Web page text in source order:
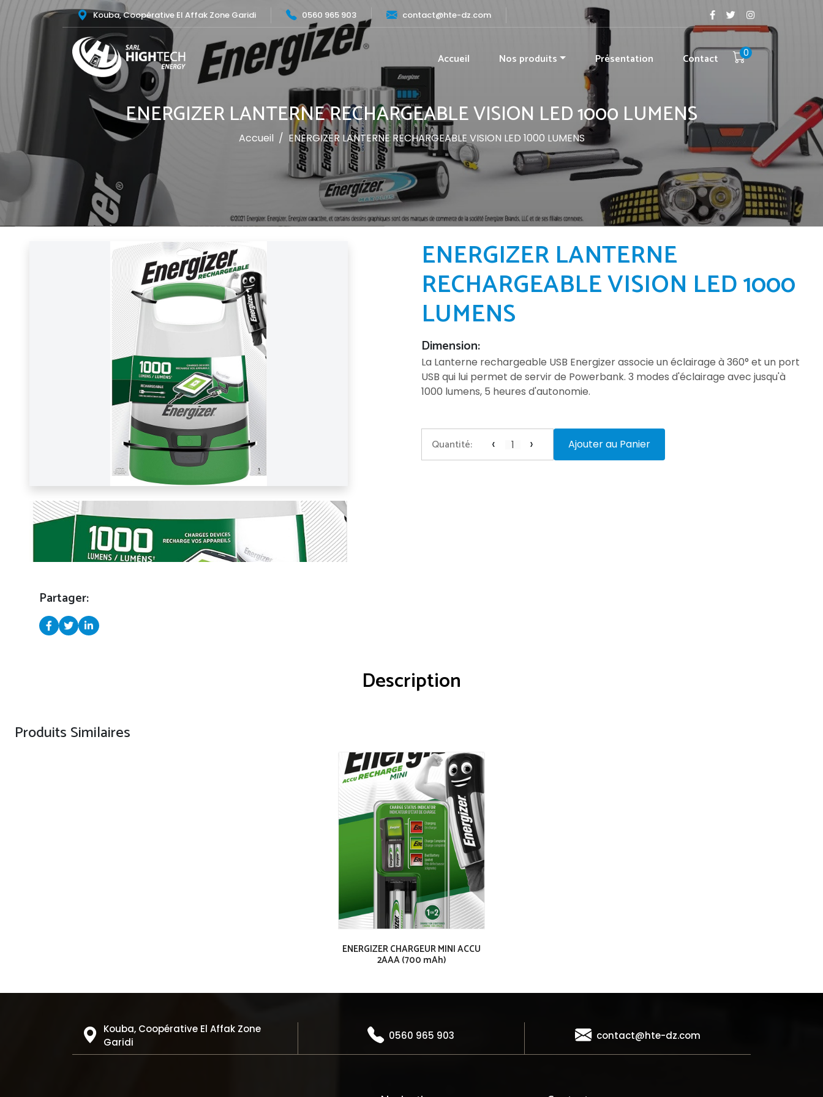
Kouba, Coopérative El Affak Zone Garidi 0560 965 903 contact@hte-dz.com
0
Accueil Nos produits Présentation Contact
ENERGIZER LANTERNE RECHARGEABLE VISION LED 1000 LUMENS
Accueil / ENERGIZER LANTERNE RECHARGEABLE VISION LED 1000 LUMENS
Partager:
ENERGIZER LANTERNE
RECHARGEABLE VISION LED 1000
LUMENS
Dimension:
La Lanterne rechargeable USB Energizer associe un éclairage à 360° et un port
USB qui lui permet de servir de Powerbank. 3 modes d'éclairage avec jusqu'à
1000 lumens, 5 heures d'autonomie.
Quantité: ‹ › Ajouter au Panier
Description
Produits Similaires
ENERGIZER CHARGEUR MINI ACCU
2AAA (700 mAh)
Kouba, Coopérative El Affak Zone
Garidi
0560 965 903 contact@hte-dz.com